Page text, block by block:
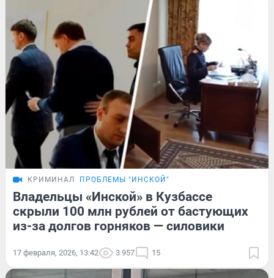
КРИМИНАЛ ПРОБЛЕМЫ "ИНСКОЙ"
Владельцы «Инской» в Кузбассе
скрыли 100 млн рублей от бастующих
из-за долгов горняков — силовики
17 февраля, 2026, 13:42 3 957 15